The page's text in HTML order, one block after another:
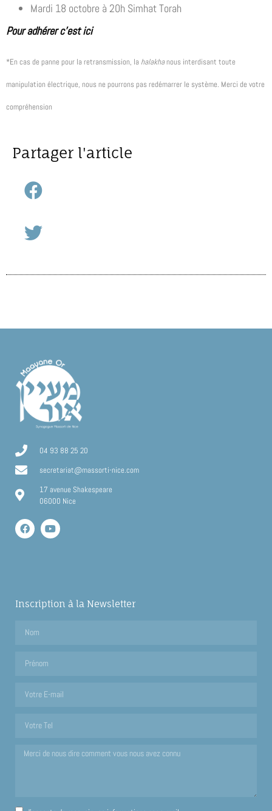
Mardi 18 octobre à 20h Simhat Torah
Pour adhérer c’est ici
*En cas de panne pour la retransmission, la halakhanous interdisant toute
manipulation électrique, nous ne pourrons pas redémarrer le système. Merci de votre
compréhension
Partager l'article
04 93 88 25 20
secretariat@massorti-nice.com
17 avenue Shakespeare
06000 Nice
Inscription à la Newsletter